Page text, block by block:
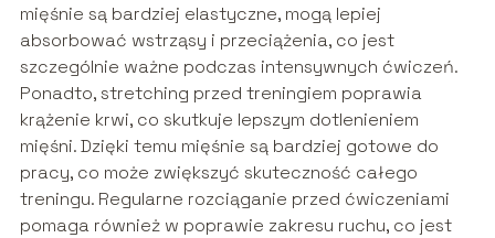
mięśnie są bardziej elastyczne, mogą lepiej
absorbować wstrząsy i przeciążenia, co jest
szczególnie ważne podczas intensywnych ćwiczeń.
Ponadto, stretching przed treningiem poprawia
krążenie krwi, co skutkuje lepszym dotlenieniem
mięśni. Dzięki temu mięśnie są bardziej gotowe do
pracy, co może zwiększyć skuteczność całego
treningu. Regularne rozciąganie przed ćwiczeniami
pomaga również w poprawie zakresu ruchu, co jest